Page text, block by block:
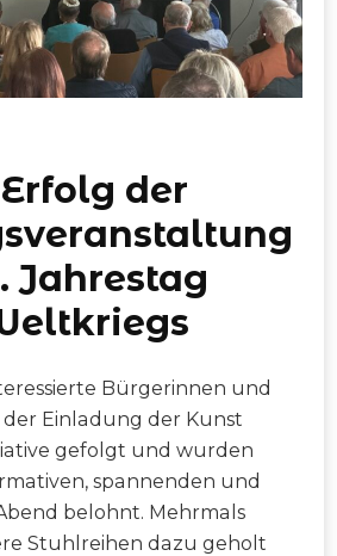
der
Jahrestag
Bürgerinnen und
Einladung der Kunst
gefolgt und wurden
spannenden und
belohnt. Mehrmals
Stuhlreihen dazu geholt